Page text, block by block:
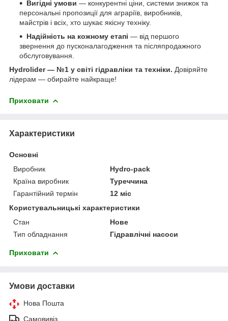
Вигідні умови — конкурентні ціни, системи знижок та
персональні пропозиції для аграріїв, виробників,
майстрів і всіх, хто шукає якісну техніку.
Надійність на кожному етапі — від першого
звернення до пусконалагодження та післяпродажного
обслуговування.
Hydrolider — №1 у світі гідравліки та техніки. Довіряйте
лідерам — обирайте найкраще!
Приховати
Характеристики
Основні
Виробник
Hydro-pack
Країна виробник
Туреччина
Гарантійний термін
12 міс
Користувальницькі характеристики
Стан
Нове
Тип обладнання
Гідравлічні насоси
Приховати
Умови доставки
Нова Пошта
Самовивіз